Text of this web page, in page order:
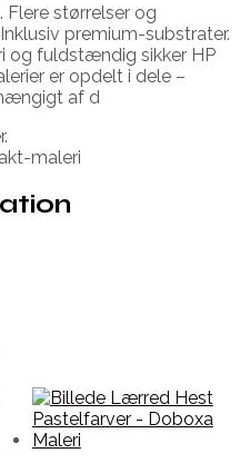
Flere størrelser og
premium-substrater.
og fuldstændig sikker HP
er opdelt i dele –
af d
maleri